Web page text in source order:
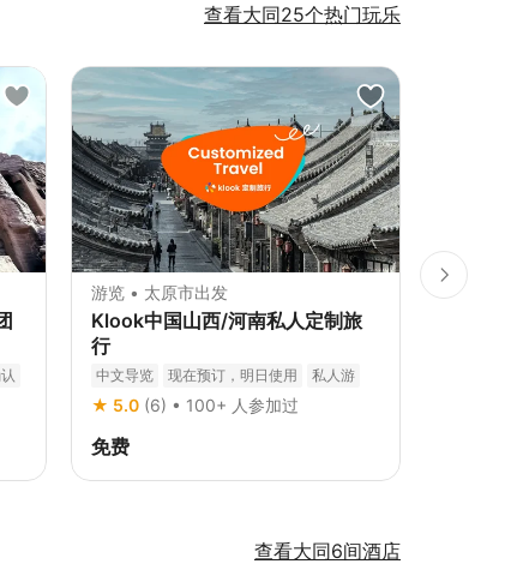
查看大同25个热门玩乐
游览 • 太原市出发
Klook中国山西/河南私人定制旅
行
中文导览 现在预订，明日使用
私人游
私人导览
★ 5.0 (6) • 100+ 人参加过
免费
景点通
查看大同6间酒店